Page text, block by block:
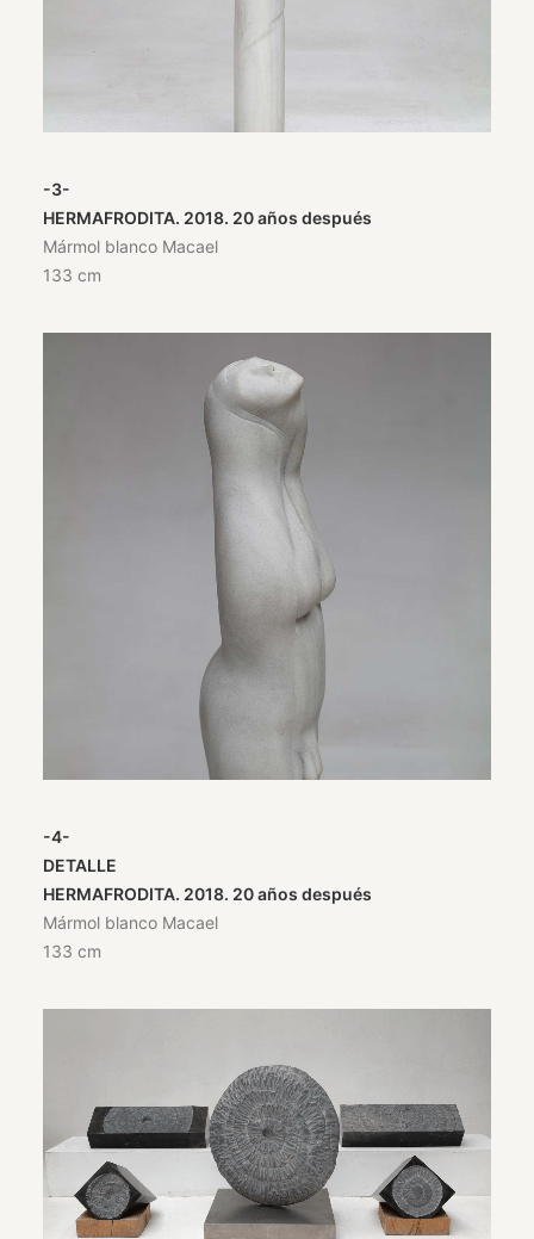
-3-
HERMAFRODITA. 2018. 20 años después
Mármol blanco Macael
133 cm
-4-
DETALLE
HERMAFRODITA. 2018. 20 años después
Mármol blanco Macael
133 cm